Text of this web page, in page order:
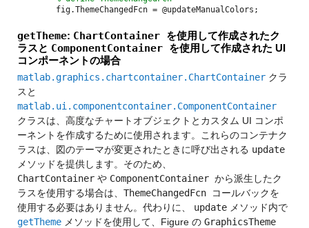
fig.ThemeChangedFcn = @updateManualColors;
getTheme: ChartContainer を使用して作成されたク
ラスと ComponentContainer を使用して作成された UI
コンポーネントの場合
matlab.graphics.chartcontainer.ChartContainerクラ
スと
matlab.ui.componentcontainer.ComponentContainer
クラスは、高度なチャートオブジェクトとカスタム UI コンポ
ーネントを作成するために使用されます。これらのコンテナク
ラスは、図のテーマが変更されたときに呼び出される update
メソッドを提供します。そのため、
ChartContainerや ComponentContainer から派生したク
ラスを使用する場合は、 ThemeChangedFcn
コールバックを
使用する必要はありません。代わりに、 updateメソッド内で
getThemeメソッドを使用して、Figure の GraphicsTheme